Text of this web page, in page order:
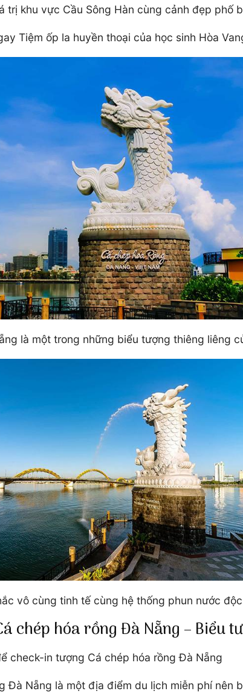
trị khu vực Cầu Sông Hàn cùng cảnh đẹp phố
Tiệm ốp la huyền thoại của học sinh Hòa
là một trong những biểu tượng thiêng liêng
vô cùng tinh tế cùng hệ thống phun nước
chép hóa rồng Đà Nẵng – Biểu
check-in tượng Cá chép hóa rồng Đà Nẵng
Đà Nẵng là một địa điểm du lịch miễn phí nên